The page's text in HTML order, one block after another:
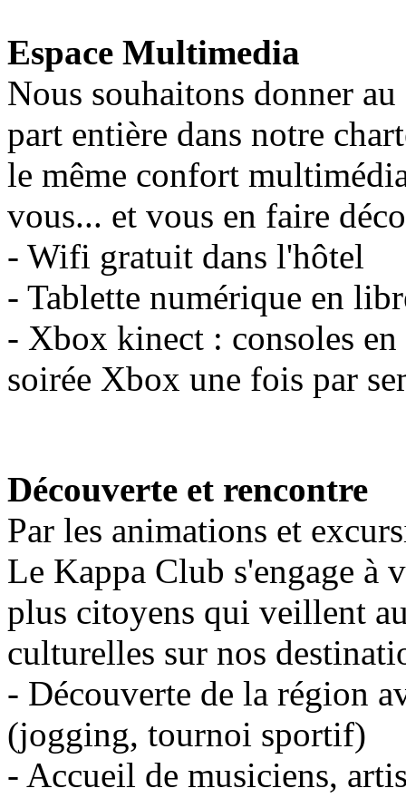
Espace Multimedia
Nous souhaitons donner
part entière dans notre
le même confort
vous... et vous en faire
- Wifi gratuit dans l'hôtel
- Tablette numérique en
- Xbox kinect : consoles
soirée Xbox une fois par
Découverte et rencontre
Par les animations et
Le Kappa Club s'engage à
plus citoyens qui veillent
culturelles sur nos
- Découverte de la région
(jogging, tournoi sportif)
- Accueil de musiciens,